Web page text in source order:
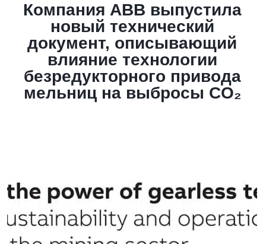
Компания ABB выпустила
новый технический
документ, описывающий
влияние технологии
безредукторного привода
мельниц на выбросы CO₂